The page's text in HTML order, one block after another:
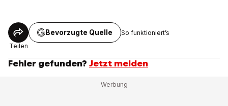
Teilen
Bevorzugte Quelle So funktioniert’s
Fehler gefunden? Jetzt melden